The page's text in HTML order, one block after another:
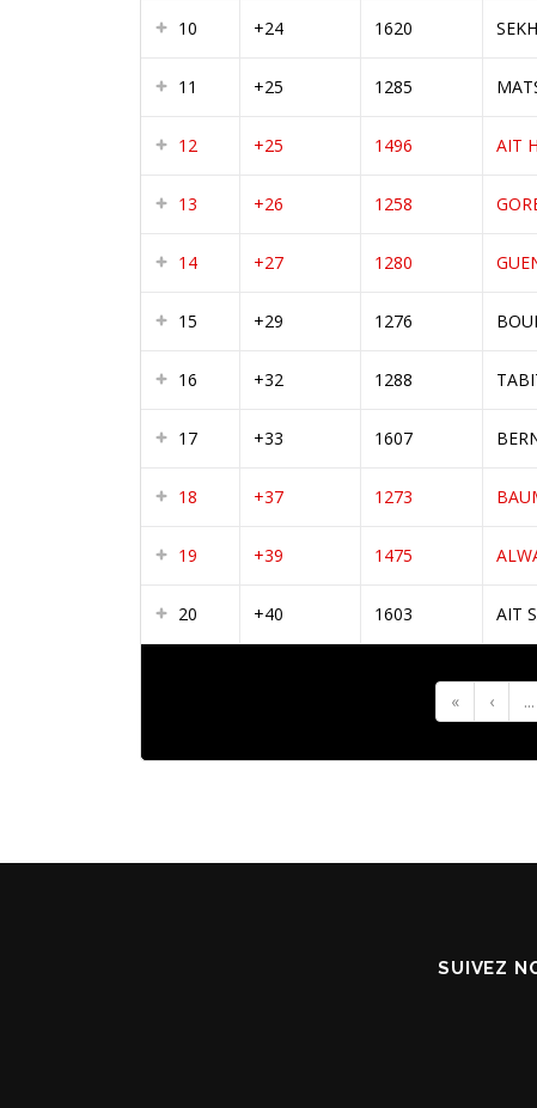
10 +24 1620
11 +25 1285
12 +25 1496 AIT
13 +26 1258
14 +27 1280
15 +29 1276
16 +32 1288
17 +33 1607
18 +37 1273
19 +39 1475
20 +40 1603 AIT
« ‹ ...
SUIVEZ